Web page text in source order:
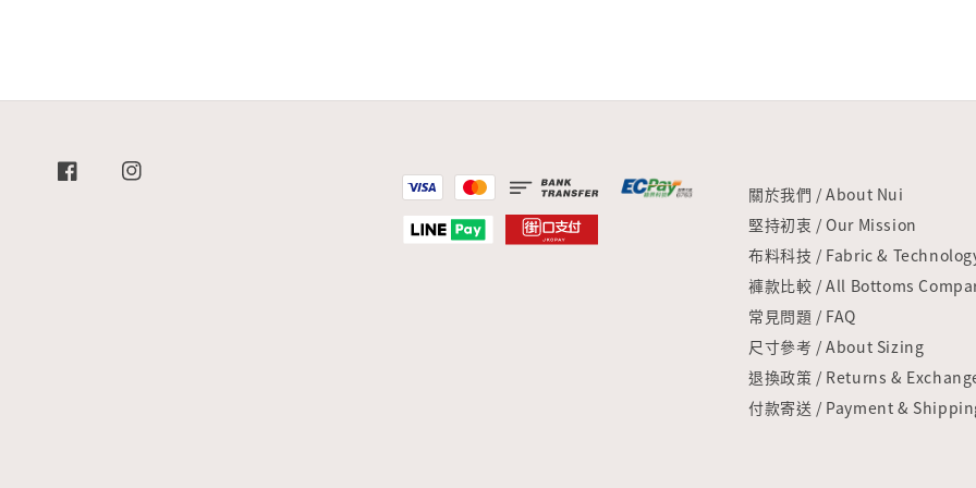
關於我們 / About Nui
堅持初衷 / Our Mission
布料科技 / Fabric &
褲款比較 / All Bottoms
常見問題 / FAQ
尺寸參考 / About Sizing
退換政策 / Returns &
付款寄送 / Payment &